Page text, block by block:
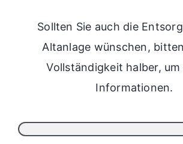
Sollten Sie auch die
Altanlage wünschen,
Vollständigkeit halber,
Informationen.